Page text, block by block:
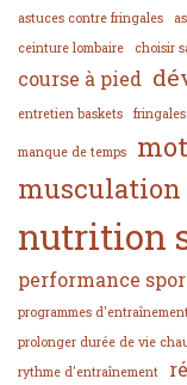
astuces contre fringales
ceinture lombaire choisir
course à pied
entretien baskets
manque de temps
musculation
nutrition
performance
programmes
prolonger durée de vie
rythme d'entraînement